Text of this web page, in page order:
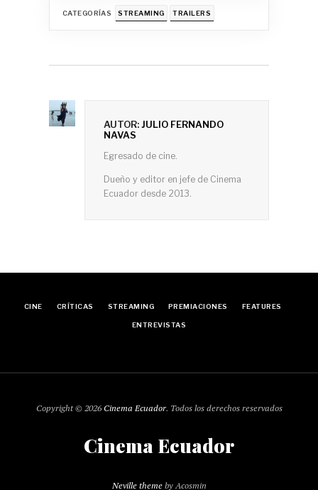
CATEGORÍAS STREAMING TRAILERS
AUTOR:JULIO FERNANDO
NAVAS
Egresado de cine.
Dueño y editor en jefe de Cinema
Ecuador desde 2013.
CINE CRÍTICAS STREAMING PREMIACIONES FEATURES
ENTREVISTAS
Copyright © 2026Cinema Ecuador. Todos los derechos reservados
Cinema Ecuador
Neville themeby Acosmin